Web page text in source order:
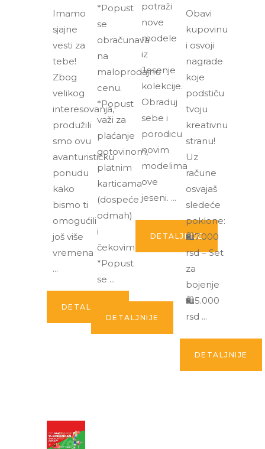
Imamo
sjajne
vesti za
tebe!
Zbog
velikog
interesovanja,
produžili
smo ovu
avanturističku
ponudu
kako
bismo ti
omogućili
još više
vremena
DETALJNIJE
*Popust
se
obračunava
na
maloprodajnu
cenu.
*Popust
važi za
plaćanje
gotovinom,
platnim
karticama
(dospeće
odmah)
i
čekovima.
*Popust
se
DETALJNIJE
potraži
nove
modele
iz
Jesenje
kolekcije.
Obraduj
sebe i
porodicu
novim
modelima
ove
jeseni.
DETALJNIJE
Obavi
kupovinu
i osvoji
nagrade
koje
podstiču
tvoju
kreativnu
stranu!
Uz
račune
osvajaš
sledeće
poklone:
🛍️7.000
rsd – Set
za
bojenje
🛍️5.000
rsd
DETALJNIJE